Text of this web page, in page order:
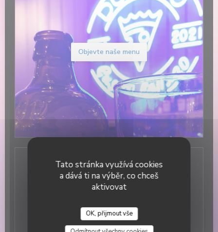
Tato stránka využívá cookies
a dává ti na výběr, co chceš
aktivovat
OK, přijmout vše
Objevte naše menu
Obecné informace
Služby
Platební metody
Without contact, Eurocard/Mastercard, Cash, Visa,
DUETTO